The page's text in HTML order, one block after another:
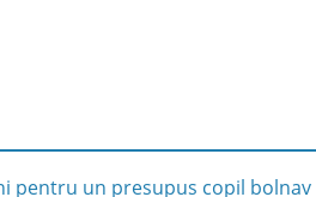
pentru un presupus copil bolnav